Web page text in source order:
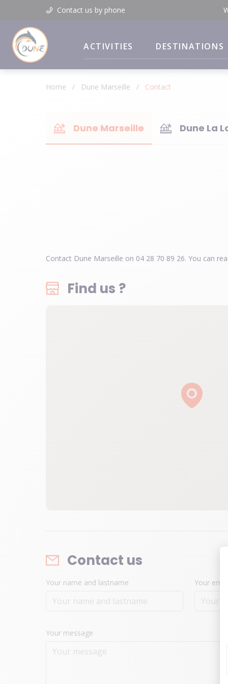
Contact us by phone
ACTIVITIES DESTINATIONS
Home / Dune Marseille / Contact
Dune Marseille Dune La
Contact Dune Marseille on 04 28 70 89 26. You can
Find us ?
Contact us
Your name and lastname Your
Your message